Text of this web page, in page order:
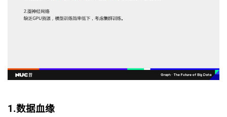
1.数据血缘